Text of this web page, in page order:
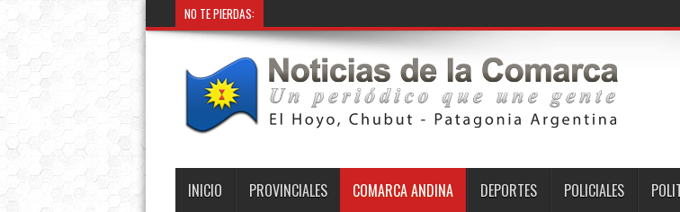
NO TE PIERDAS:
INICIO PROVINCIALES COMARCA ANDINA DEPORTES POLICIALES